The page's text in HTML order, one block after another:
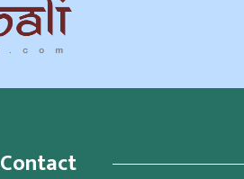
Contact